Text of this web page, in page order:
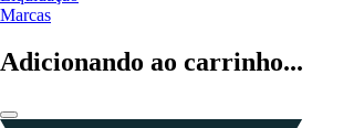
Marcas
Adicionando ao carrinho...